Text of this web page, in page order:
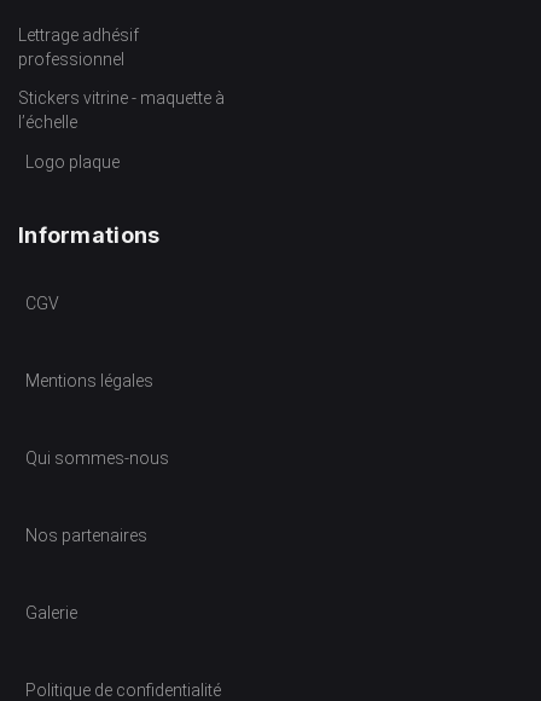
Lettrage adhésif
professionnel
Stickers vitrine - maquette à
l’échelle
Logo plaque
Informations
CGV
Mentions légales
Qui sommes-nous
Nos partenaires
Galerie
Politique de confidentialité